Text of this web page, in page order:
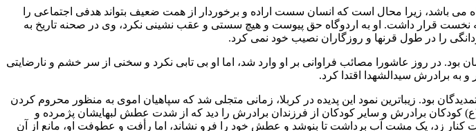
می باشد، زیرا محال است که انسان سست اراده و برخوردار از همت ضعیف بتواند هدفی اجتماعی را
نخست قرار داشت. او به اردوگاه حق پیوست و هیچ سستی و عقب نشینی نکرد، وی در صحنه تاریخ به
را در طول قرنها و روزگاران نصیب خود نمی کرد.
بود. در روز عاشورا مصائب فراوانی بر او وارد شد، اما او بی تابی نکرد و سخنی از سر خشم و نارضایتی
و به برادرش سیدالشهدا اقتدا کرد.
بود. زیباترین نمود این پدیده در کربلا، زمانی متجلی شد که سپاهیان اموی به منظور محروم کردن
کودکان برادرش و سایر کودکان از فرزندان برادرش را دید که از شدت عطش لبهایشان پژمرده و
کنار زد، یک مشت آب برداشت تا بنوشد و عطش خود را فرو نشاند، اما رأفت و عطوفت او، مانع از آن